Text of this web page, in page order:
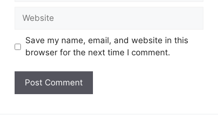
Website
Save my name, email, and website in this
browser for the next time I comment.